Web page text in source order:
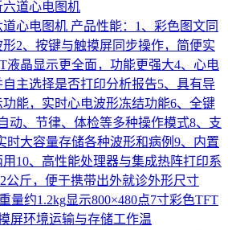
心电图机 产品性能：1、彩色图文同
2、按键与触摸屏同步操作，简便实
液晶显示更全面，功能更强大4、心电
主选择是否打印分析报告5、具有导
能，实时心电波形冻结功能6、全键
动、节律、体检等多种操作模式8、支
时大容量存储各种波形和病例9、内置
10、高性能处理器与集成热阵打印系
公斤，便于携带出外就诊外形尺寸
量约1.2kg显示800×480点7寸彩色TFT
屏环境运输与存储工作温